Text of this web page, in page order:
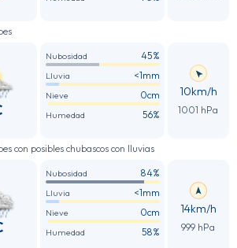
Nubosidad 45%
Lluvia <1mm
Nieve 0cm
Humedad 56%
10km/h
1001 hPa
con posibles chubascos con lluvias
Nubosidad 84%
Lluvia <1mm
Nieve 0cm
Humedad 58%
14km/h
999 hPa